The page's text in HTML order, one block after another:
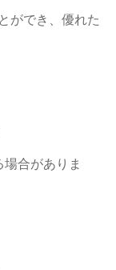
ができ、優れた
合がありま